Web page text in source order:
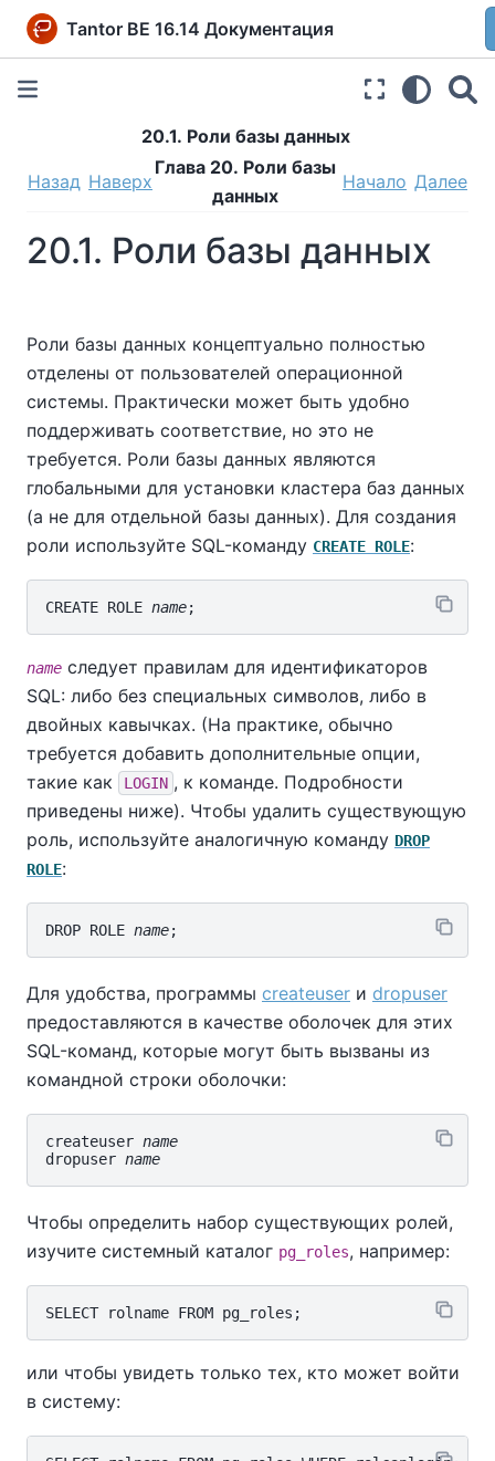
Tantor BE 16.14 Документация
20.1. Роли базы данных
Назад Наверх
Глава 20. Роли базы
данных
Начало Далее
20.1. Роли базы данных
Роли базы данных концептуально полностью
отделены от пользователей операционной
системы. Практически может быть удобно
поддерживать соответствие, но это не
требуется. Роли базы данных являются
глобальными для установки кластера баз данных
(а не для отдельной базы данных). Для создания
роли используйте SQL-команду CREATE ROLE:
CREATE ROLE name
name следует правилам для идентификаторов
SQL: либо без специальных символов, либо в
двойных кавычках. (На практике, обычно
требуется добавить дополнительные опции,
такие как
LOGIN , к команде. Подробности
приведены ниже). Чтобы удалить существующую
роль, используйте аналогичную команду DROP
ROLE:
DROP ROLE name
Для удобства, программы createuser и dropuser
предоставляются в качестве оболочек для этих
SQL-команд, которые могут быть вызваны из
командной строки оболочки:
createuser name
dropuser name
Чтобы определить набор существующих ролей,
изучите системный каталог pg_roles, например:
или чтобы увидеть только тех, кто может войти
в систему: